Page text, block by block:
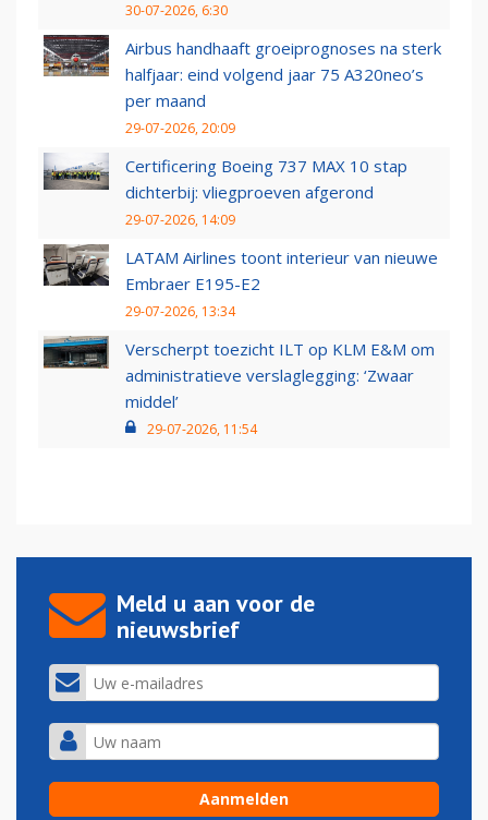
30-07-2026, 6:30
Airbus handhaaft groeiprognoses na sterk
halfjaar: eind volgend jaar 75 A320neo’s
per maand
29-07-2026, 20:09
Certificering Boeing 737 MAX 10 stap
dichterbij: vliegproeven afgerond
29-07-2026, 14:09
LATAM Airlines toont interieur van nieuwe
Embraer E195-E2
29-07-2026, 13:34
Verscherpt toezicht ILT op KLM E&M om
administratieve verslaglegging: ‘Zwaar
middel’
29-07-2026, 11:54
Meld u aan voor de
nieuwsbrief